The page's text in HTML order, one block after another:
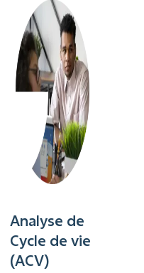
Analyse de
Cycle de vie
(ACV)